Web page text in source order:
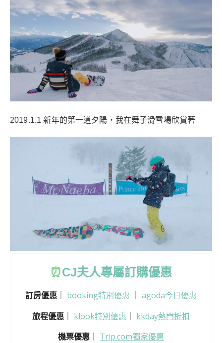
2019.1.1 新年的第一道夕陽，我在舞子滑雪場欣賞著
⏰CJ夫人專屬訂購優惠
訂房優惠 booking特別優惠
agoda今日優惠
旅程優惠 ｜ klook特別優惠 ｜ kkday熱門折扣
機票優惠
Trip.com獨家優惠